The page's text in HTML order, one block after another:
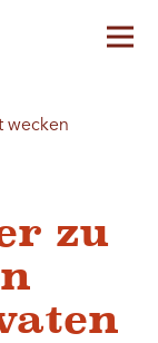
wecken
zu